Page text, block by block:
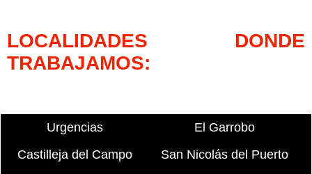
LOCALIDADES DONDE
TRABAJAMOS:
Urgencias
El Garrobo
Castilleja del Campo
San Nicolás del Puerto